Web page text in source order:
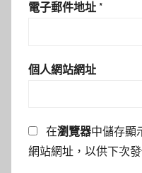
電子郵件地址 *
個人網站網址
在瀏覽器中儲存顯
網站網址，以供下次